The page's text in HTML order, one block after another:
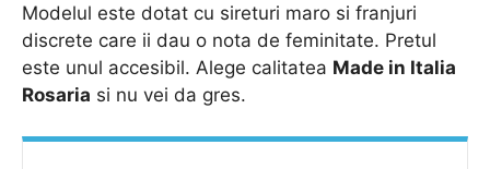
Modelul este dotat cu sireturi maro si franjuri
discrete care ii dau o nota de feminitate. Pretul
este unul accesibil. Alege calitatea Made in Italia
Rosaria si nu vei da gres.